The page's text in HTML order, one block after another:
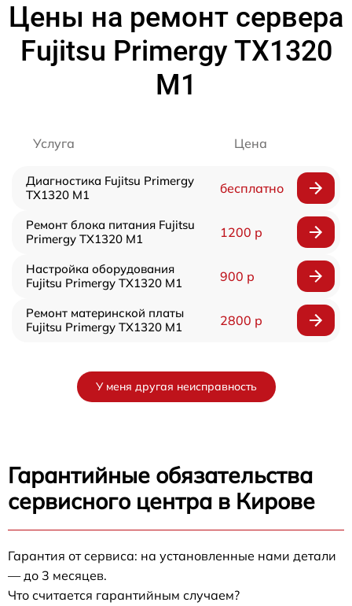
Цены на ремонт сервера
Fujitsu Primergy TX1320
M1
Услуга Цена
Диагностика Fujitsu Primergy
TX1320 M1
бесплатно
Ремонт блока питания Fujitsu
Primergy TX1320 M1
1200 р
Настройка оборудования
Fujitsu Primergy TX1320 M1
900 р
Ремонт материнской платы
Fujitsu Primergy TX1320 M1
2800 р
У меня другая неисправность
Гарантийные обязательства
сервисного центра в Кирове
Гарантия от сервиса: на установленные нами детали
— до 3 месяцев.
Что считается гарантийным случаем?